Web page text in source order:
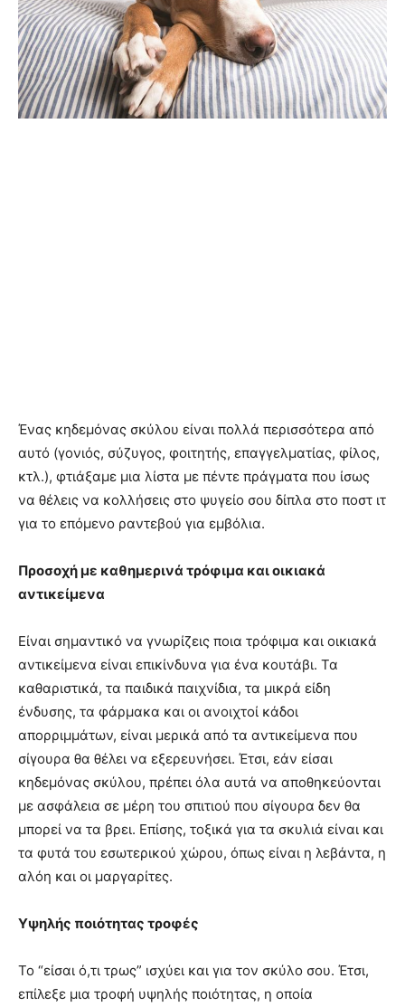
Ένας κηδεμόνας σκύλου είναι πολλά περισσότερα από
αυτό (γονιός, σύζυγος, φοιτητής, επαγγελματίας, φίλος,
κτλ.), φτιάξαμε μια λίστα με πέντε πράγματα που ίσως
να θέλεις να κολλήσεις στο ψυγείο σου δίπλα στο ποστ ιτ
για το επόμενο ραντεβού για εμβόλια.
Προσοχή με καθημερινά τρόφιμα και οικιακά
αντικείμενα
Είναι σημαντικό να γνωρίζεις ποια τρόφιμα και οικιακά
αντικείμενα είναι επικίνδυνα για ένα κουτάβι. Τα
καθαριστικά, τα παιδικά παιχνίδια, τα μικρά είδη
ένδυσης, τα φάρμακα και οι ανοιχτοί κάδοι
απορριμμάτων, είναι μερικά από τα αντικείμενα που
σίγουρα θα θέλει να εξερευνήσει. Έτσι, εάν είσαι
κηδεμόνας σκύλου, πρέπει όλα αυτά να αποθηκεύονται
με ασφάλεια σε μέρη του σπιτιού που σίγουρα δεν θα
μπορεί να τα βρει. Επίσης, τοξικά για τα σκυλιά είναι και
τα φυτά του εσωτερικού χώρου, όπως είναι η λεβάντα, η
αλόη και οι μαργαρίτες.
Υψηλής ποιότητας τροφές
Το “είσαι ό,τι τρως” ισχύει και για τον σκύλο σου. Έτσι,
επίλεξε μια τροφή υψηλής ποιότητας, η οποία